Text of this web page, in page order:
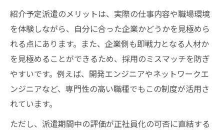
紹介予定派遣のメリットは、実際の仕事内容や職場環境
を体験しながら、自分に合った企業かどうかを見極めら
れる点にあります。また、企業側も即戦力となる人材か
を見極めることができるため、採用のミスマッチを防ぎ
やすいです。例えば、開発エンジニアやネットワークエ
ンジニアなど、専門性の高い職種でもこの制度が活用さ
れています。
ただし、派遣期間中の評価が正社員化の可否に直結する